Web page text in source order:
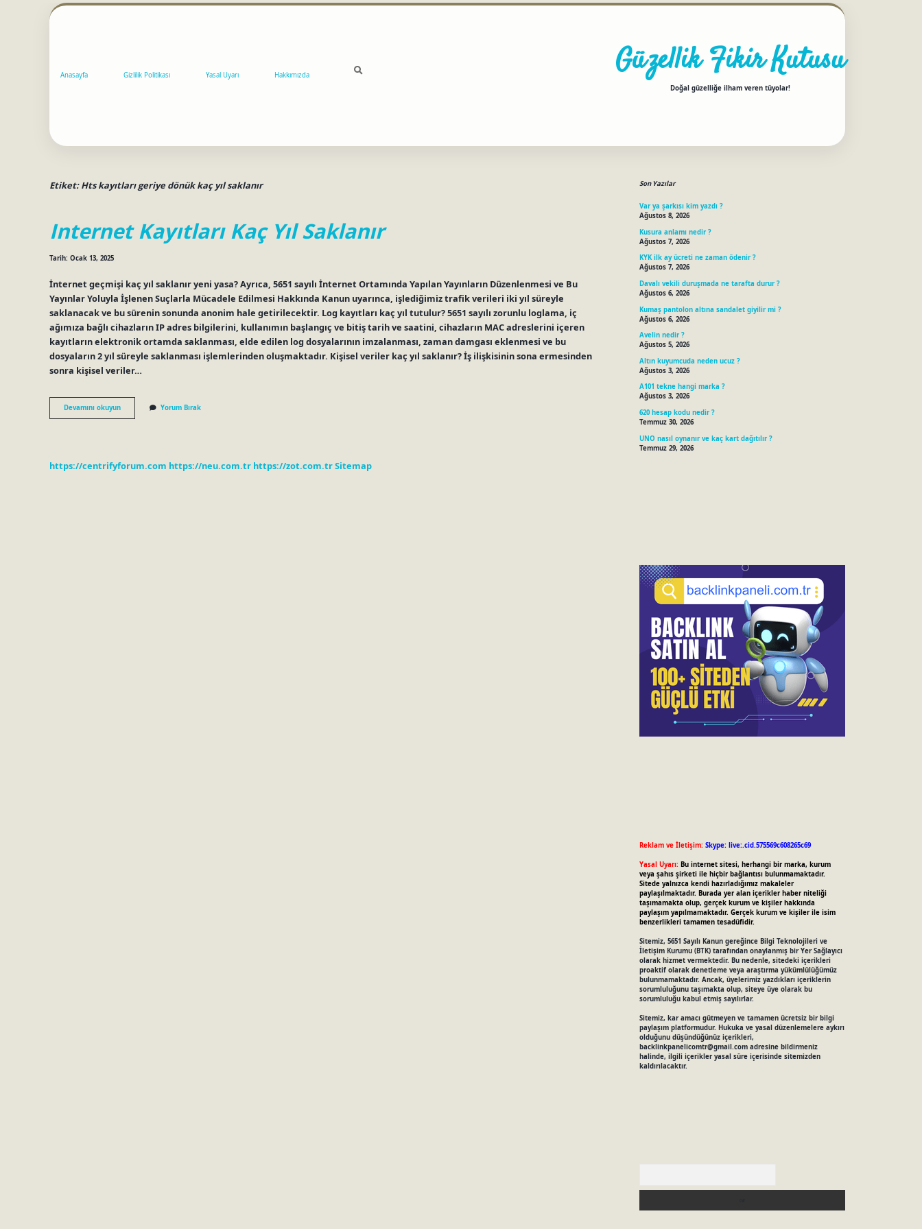
Anasayfa Gizlilik Politikası Yasal Uyarı Hakkımızda Güzellik Fikir Kutusu
Doğal güzelliğe ilham veren tüyolar!
Etiket:Hts kayıtları geriye dönük kaç yıl saklanır
Internet Kayıtları Kaç Yıl Saklanır
Tarih: Ocak 13, 2025
İnternet geçmişi kaç yıl saklanır yeni yasa? Ayrıca, 5651 sayılı İnternet Ortamında Yapılan Yayınların Düzenlenmesi ve Bu
Yayınlar Yoluyla İşlenen Suçlarla Mücadele Edilmesi Hakkında Kanun uyarınca, işlediğimiz trafik verileri iki yıl süreyle
saklanacak ve bu sürenin sonunda anonim hale getirilecektir. Log kayıtları kaç yıl tutulur? 5651 sayılı zorunlu loglama, iç
ağımıza bağlı cihazların IP adres bilgilerini, kullanımın başlangıç ​​ve bitiş tarih ve saatini, cihazların MAC adreslerini içeren
kayıtların elektronik ortamda saklanması, elde edilen log dosyalarının imzalanması, zaman damgası eklenmesi ve bu
dosyaların 2 yıl süreyle saklanması işlemlerinden oluşmaktadır. Kişisel veriler kaç yıl saklanır? İş ilişkisinin sona ermesinden
sonra kişisel veriler…
Devamını okuyunInternet
Kayıtları
Yorum Bırak
https://centrifyforum.com https://neu.com.tr https://zot.com.trSitemap
Son Yazılar
Var ya şarkısı kim yazdı ?
Ağustos 8, 2026
Kusura anlamı nedir ?
Ağustos 7, 2026
KYK ilk ay ücreti ne zaman ödenir ?
Ağustos 7, 2026
Davalı vekili duruşmada ne tarafta durur ?
Ağustos 6, 2026
Kumaş pantolon altına sandalet giyilir mi ?
Ağustos 6, 2026
Avelin nedir ?
Ağustos 5, 2026
Altın kuyumcuda neden ucuz ?
Ağustos 3, 2026
A101 tekne hangi marka ?
Ağustos 3, 2026
620 hesap kodu nedir ?
Temmuz 30, 2026
UNO nasıl oynanır ve kaç kart dağıtılır ?
Temmuz 29, 2026
Reklam ve İletişim: Skype: live:.cid.575569c608265c69
Yasal Uyarı: Bu internet sitesi, herhangi bir marka, kurum
veya şahıs şirketi ile hiçbir bağlantısı bulunmamaktadır.
Sitede yalnızca kendi hazırladığımız makaleler
paylaşılmaktadır. Burada yer alan içerikler haber niteliği
taşımamakta olup, gerçek kurum ve kişiler hakkında
paylaşım yapılmamaktadır. Gerçek kurum ve kişiler ile isim
benzerlikleri tamamen tesadüfidir.
Sitemiz, 5651 Sayılı Kanun gereğince Bilgi Teknolojileri ve
İletişim Kurumu (BTK) tarafından onaylanmış bir Yer Sağlayıcı
olarak hizmet vermektedir. Bu nedenle, sitedeki içerikleri
proaktif olarak denetleme veya araştırma yükümlülüğümüz
bulunmamaktadır. Ancak, üyelerimiz yazdıkları içeriklerin
sorumluluğunu taşımakta olup, siteye üye olarak bu
sorumluluğu kabul etmiş sayılırlar.
Sitemiz, kar amacı gütmeyen ve tamamen ücretsiz bir bilgi
paylaşım platformudur. Hukuka ve yasal düzenlemelere aykırı
olduğunu düşündüğünüz içerikleri,
backlinkpanelicomtr@gmail.comadresine bildirmeniz
halinde, ilgili içerikler yasal süre içerisinde sitemizden
kaldırılacaktır.